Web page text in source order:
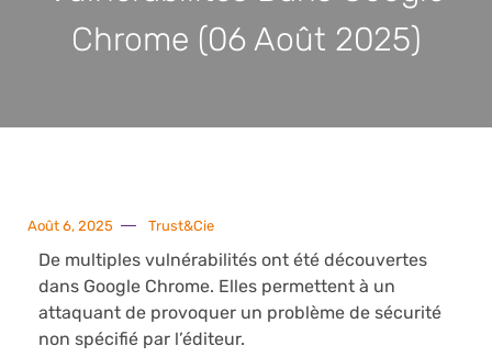
Chrome (06 Août 2025)
Août 6, 2025 Trust&Cie
De multiples vulnérabilités ont été découvertes
dans Google Chrome. Elles permettent à un
attaquant de provoquer un problème de sécurité
non spécifié par l’éditeur.